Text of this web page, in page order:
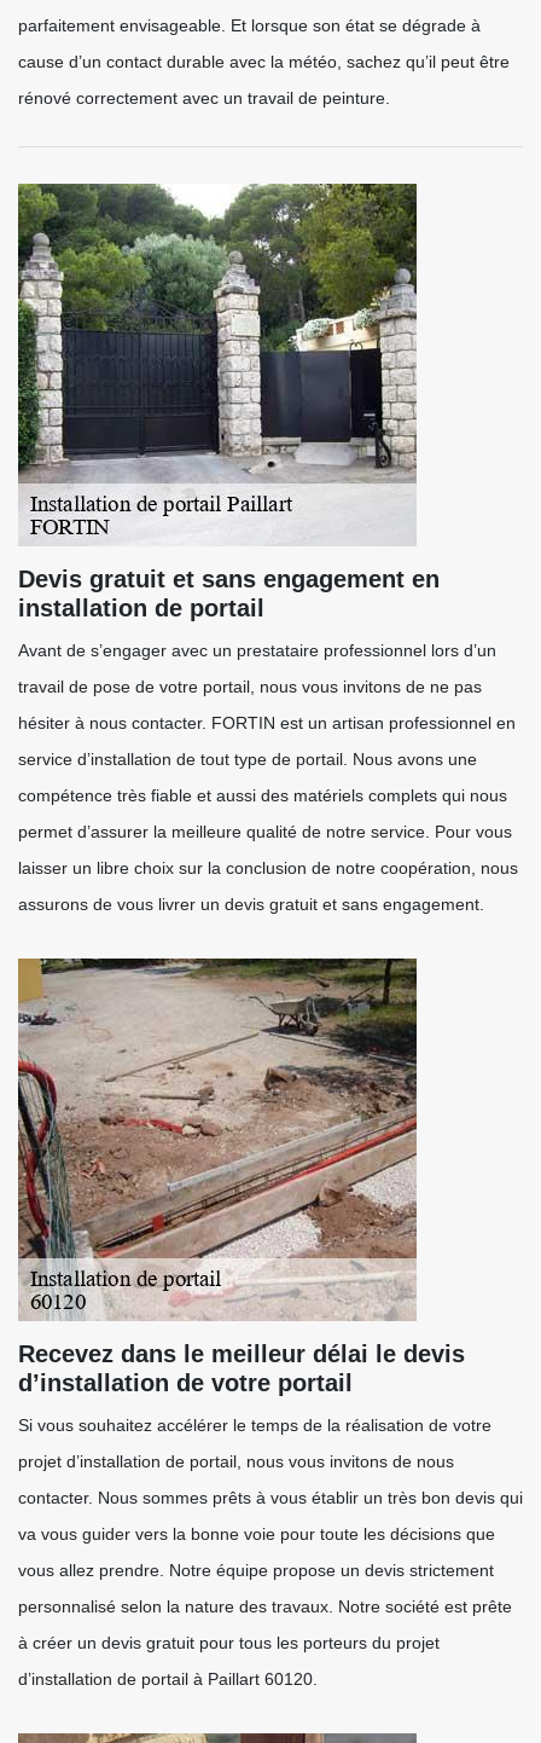
parfaitement envisageable. Et lorsque son état se dégrade à
cause d’un contact durable avec la météo, sachez qu’il peut être
rénové correctement avec un travail de peinture.
Devis gratuit et sans engagement en
installation de portail
Avant de s’engager avec un prestataire professionnel lors d’un
travail de pose de votre portail, nous vous invitons de ne pas
hésiter à nous contacter. FORTIN est un artisan professionnel en
service d’installation de tout type de portail. Nous avons une
compétence très fiable et aussi des matériels complets qui nous
permet d’assurer la meilleure qualité de notre service. Pour vous
laisser un libre choix sur la conclusion de notre coopération, nous
assurons de vous livrer un devis gratuit et sans engagement.
Recevez dans le meilleur délai le devis
d’installation de votre portail
Si vous souhaitez accélérer le temps de la réalisation de votre
projet d’installation de portail, nous vous invitons de nous
contacter. Nous sommes prêts à vous établir un très bon devis qui
va vous guider vers la bonne voie pour toute les décisions que
vous allez prendre. Notre équipe propose un devis strictement
personnalisé selon la nature des travaux. Notre société est prête
à créer un devis gratuit pour tous les porteurs du projet
d’installation de portail à Paillart 60120.